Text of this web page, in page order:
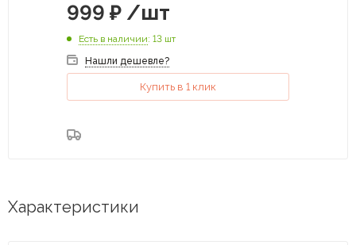
999 ₽ /шт
Есть в наличии: 13 шт
Нашли дешевле?
Купить в 1 клик
Характеристики